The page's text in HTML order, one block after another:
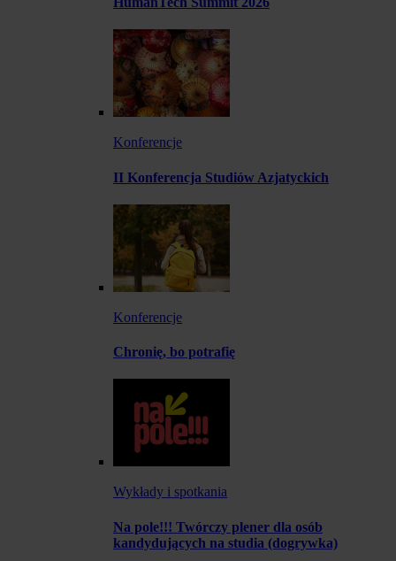
Konferencje
II Konferencja Studiów Azjatyckich
Konferencje
Chronię, bo potrafię
Wykłady i spotkania
Na pole!!! Twórczy plener dla osób
kandydujących na studia (dogrywka)